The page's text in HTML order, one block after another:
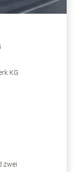
KG
zwei